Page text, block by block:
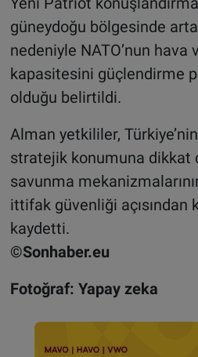
güneydoğu bölgesinde
nedeniyle NATO’nun hava
kapasitesini güçlendirme
olduğu belirtildi.
Alman yetkililer,
stratejik konumuna dikkat
savunma
ittifak güvenliği açısından
kaydetti.
©Sonhaber.eu
Fotoğraf: Yapay zeka